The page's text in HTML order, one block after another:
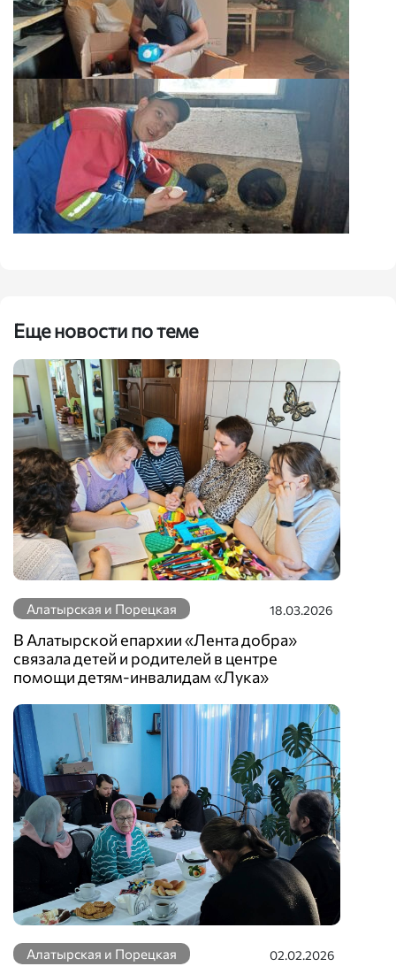
Еще новости по теме
Алатырская и Порецкая 18.03.2026
В Алатырской епархии «Лента добра»
связала детей и родителей в центре
помощи детям-инвалидам «Лука»
Алатырская и Порецкая 02.02.2026